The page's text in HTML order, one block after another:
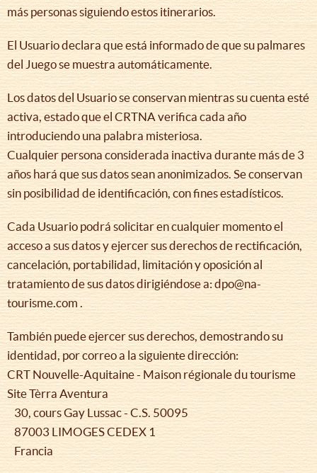
más personas siguiendo estos itinerarios.
El Usuario declara que está informado de que su palmares
del Juego se muestra automáticamente.
Los datos del Usuario se conservan mientras su cuenta esté
activa, estado que el CRTNA verifica cada año
introduciendo una palabra misteriosa.
Cualquier persona considerada inactiva durante más de 3
años hará que sus datos sean anonimizados. Se conservan
sin posibilidad de identificación, con fines estadísticos.
Cada Usuario podrá solicitar en cualquier momento el
acceso a sus datos y ejercer sus derechos de rectificación,
cancelación, portabilidad, limitación y oposición al
tratamiento de sus datos dirigiéndose a: dpo@na-
tourisme.com .
También puede ejercer sus derechos, demostrando su
identidad, por correo a la siguiente dirección:
CRT Nouvelle-Aquitaine - Maison régionale du tourisme
Site Tèrra Aventura
30, cours Gay Lussac - C.S. 50095
87003 LIMOGES CEDEX 1
Francia